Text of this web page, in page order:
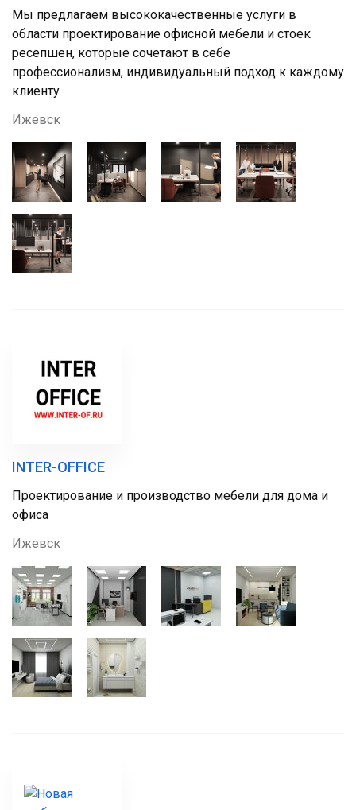
Мы предлагаем высококачественные услуги в
области проектирование офисной мебели и стоек
ресепшен, которые сочетают в себе
профессионализм, индивидуальный подход к каждому
клиенту
Ижевск
INTER-OFFICE
Проектирование и производство мебели для дома и
офиса
Ижевск